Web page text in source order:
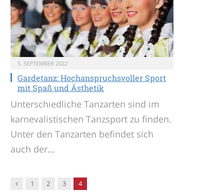
5. SEPTEMBER 2022
Gardetanz: Hochanspruchsvoller Sport
mit Spaß und Ästhetik
Unterschiedliche Tanzarten sind im
karnevalistischen Tanzsport zu finden.
Unter den Tanzarten befindet sich
auch der…
Vorgänger
1 2 3 4